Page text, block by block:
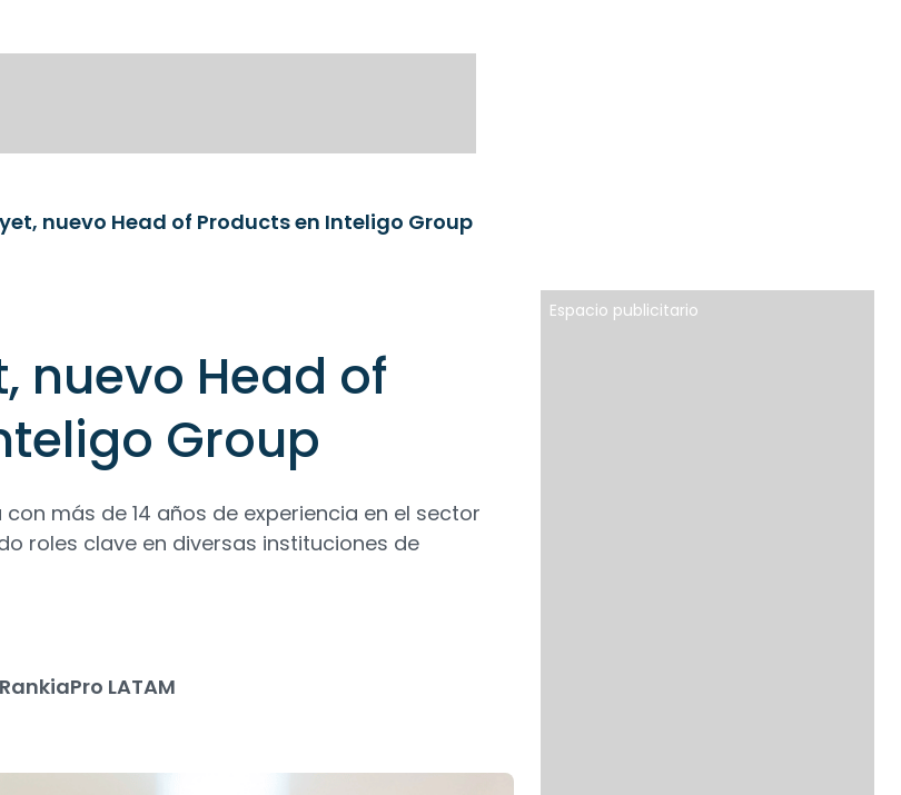
nuevo Head of Products en Inteligo Group
nuevo Head of
Group
más de 14 años de experiencia en el sector
roles clave en diversas instituciones de
RankiaPro LATAM
Espacio publicitario